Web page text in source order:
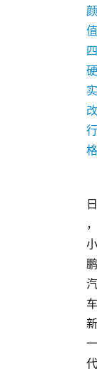
日
，
小
鹏
汽
车
新
一
代